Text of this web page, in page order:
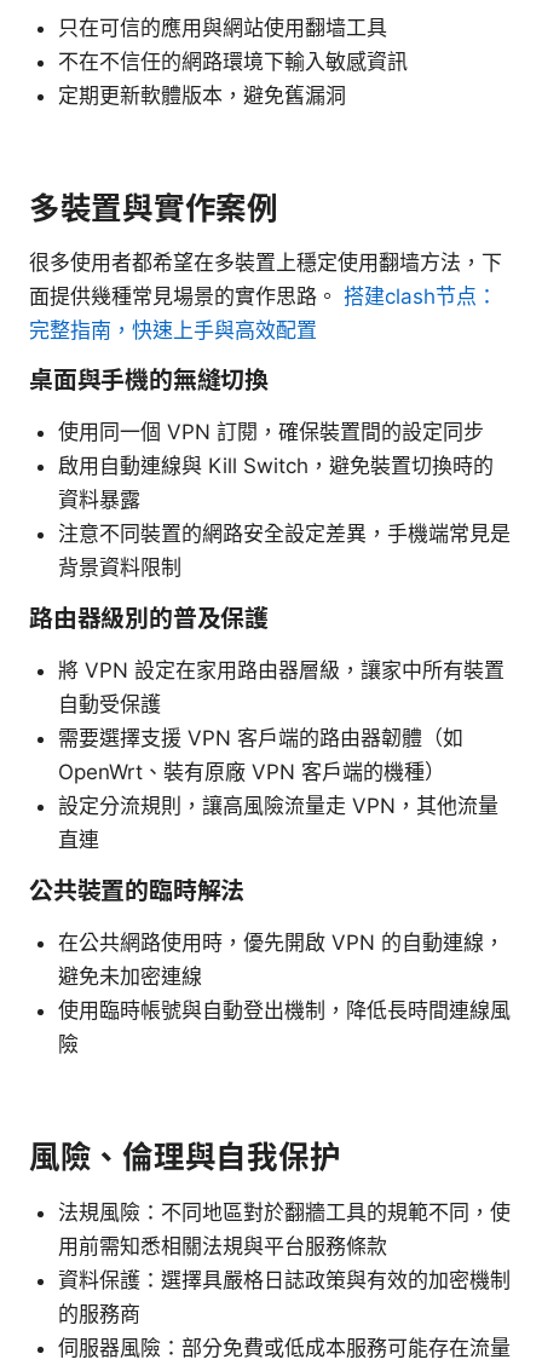
只在可信的應用與網站使用翻墙工具
不在不信任的網路環境下輸入敏感資訊
定期更新軟體版本，避免舊漏洞
多裝置與實作案例
很多使用者都希望在多裝置上穩定使用翻墙方法，下
面提供幾種常見場景的實作思路。 搭建clash节点：
完整指南，快速上手與高效配置
桌面與手機的無縫切換
使用同一個 VPN 訂閱，確保裝置間的設定同步
啟用自動連線與 Kill Switch，避免裝置切換時的
資料暴露
注意不同裝置的網路安全設定差異，手機端常見是
背景資料限制
路由器級別的普及保護
將 VPN 設定在家用路由器層級，讓家中所有裝置
自動受保護
需要選擇支援 VPN 客戶端的路由器韌體（如
OpenWrt、裝有原廠 VPN 客戶端的機種）
設定分流規則，讓高風險流量走 VPN，其他流量
直連
公共裝置的臨時解法
在公共網路使用時，優先開啟 VPN 的自動連線，
避免未加密連線
使用臨時帳號與自動登出機制，降低長時間連線風
險
風險、倫理與自我保护
法規風險：不同地區對於翻牆工具的規範不同，使
用前需知悉相關法規與平台服務條款
資料保護：選擇具嚴格日誌政策與有效的加密機制
的服務商
伺服器風險：部分免費或低成本服務可能存在流量